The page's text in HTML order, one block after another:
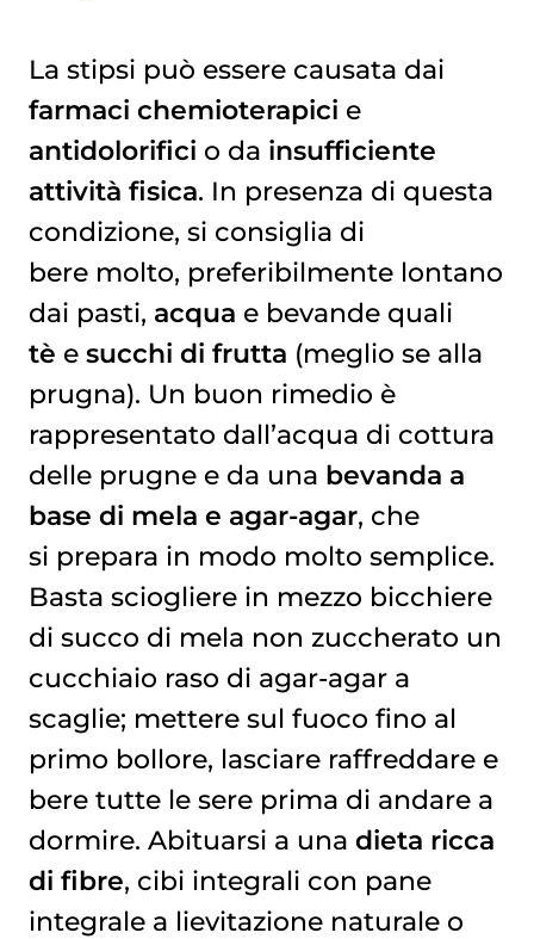
La stipsi può essere causata dai
farmaci chemioterapici e
antidolorifici o da insufficiente
attività fisica. In presenza di questa
condizione, si consiglia di
bere molto, preferibilmente lontano
dai pasti, acqua e bevande quali
tè esucchi di frutta (meglio se alla
prugna). Un buon rimedio è
rappresentato dall’acqua di cottura
delle prugne e da una bevanda a
base di mela e agar-agar, che
si prepara in modo molto semplice.
Basta sciogliere in mezzo bicchiere
di succo di mela non zuccherato un
cucchiaio raso di agar-agar a
scaglie; mettere sul fuoco fino al
primo bollore, lasciare raffreddare e
bere tutte le sere prima di andare a
dormire. Abituarsi a una dieta ricca
di fibre, cibi integrali con pane
integrale a lievitazione naturale o